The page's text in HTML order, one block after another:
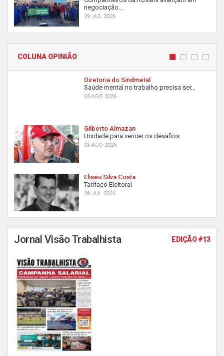
negociação...
29 JUL 2026
COLUNA OPINIÃO
Diretoria do Sindmetal
Saúde mental no trabalho precisa ser...
05 AGO 2026
Gilberto Almazan
Unidade para vencer os desafios
03 AGO 2026
Eliseu Silva Costa
Tarifaço Eleitoral
28 JUL 2026
Jornal Visão Trabalhista EDIÇÃO #13